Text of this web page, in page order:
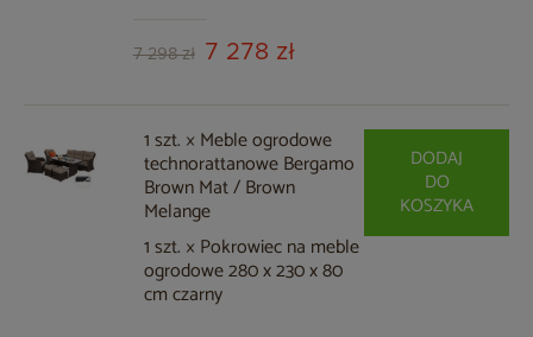
7 298 zł 7 278 zł
1 szt. × Meble ogrodowe
technorattanowe Bergamo
Brown Mat / Brown
Melange
1 szt. × Pokrowiec na meble
ogrodowe 280 x 230 x 80
cm czarny
DODAJ
DO
KOSZYKA